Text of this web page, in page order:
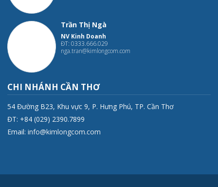
Trần Thị Ngà
NV Kinh Doanh
ĐT: 0333.666.029
nga.tran@kimlongcom.com
CHI NHÁNH CẦN THƠ
54 Đường B23, Khu vực 9, P. Hưng Phú, TP. Cần Thơ
ĐT: +84 (029) 2390.7899
Email: info@kimlongcom.com